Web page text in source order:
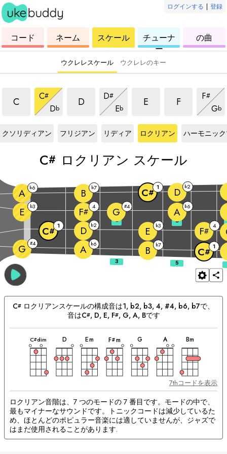
ログインする | 登録
ク
レ
コード
コ
ー
ド
ネーム
ウ
ク
レ
レ
スケール
ク
レ
レ
チューナ
ー
ク
レ
の曲
ウクレレスケール ウクレレのキー
C
ロクリアンスケール
C#
ロクリアンスケール
Db
ロクリアンスケール
D
ロクリアンスケール
D#
ロクリアンスケール
Eb
ロクリアンスケール
E
F
ロクリアンス
F#
ロクリ
Gb
ロク
クソリディアン
フリジアン
リディア
ロクリアン
ハーモニッ
C# ロクリアン スケール
G #4 A b6 B b7
C# 1
C# 1 D b2 E b3 F# 4
E b3 F# 4 G #4 A b6
A b6 B b7 C# 1 D b2
3 5
C# ロクリアンスケールの構成音は1, b2, b3, 4, #4, b6, b7で、
音はC#, D, E, F#, G, A, Bです
C#dim
和
D
和
音 Em
和
F#m
和
G
和
A
和
Bm
和
7thコードを表示
ロクリアン音階は、7 つのモードの 7 番目です。モードの中で、
最もマイナーなサウンドです。トニックコードは減少しているた
め、ほとんどのポピュラー音楽には適していませんが、ジャズで
はまだ使用されることがあります.